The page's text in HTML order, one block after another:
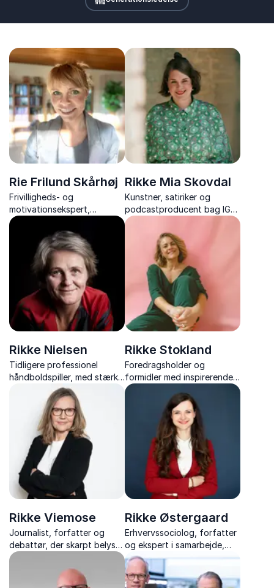
Rie Frilund Skårhøj
Frivilligheds- og
motivationsekspert,
sociolog og forfatter, med
over 20 års erfaring med
frivillige og ledelse.
Rikke Mia Skovdal
Kunstner, satiriker og
podcastproducent bag IG-
kontoen “rikkemiaskovdal”,
med refleksioner til et liv
med fokus, trivsel og mental
bæredygtighed.
Rikke Nielsen
Tidligere professionel
håndboldspiller, med stærke
fortællinger om modgang,
håb og inklusion gennem
Rikke Stokland
Foredragsholder og
formidler med inspirerende
foredrag om trivsel,
præstationspres, relationer
og modet til at være sig
Rikke Viemose
Journalist, forfatter og
debattør, der skarpt belyser
emner som køn, stalking,
kultur og cancelkultur med
erfaringer fra hendes
Rikke Østergaard
Erhvervssociolog, forfatter
og ekspert i samarbejde,
stress og konfliktløsning